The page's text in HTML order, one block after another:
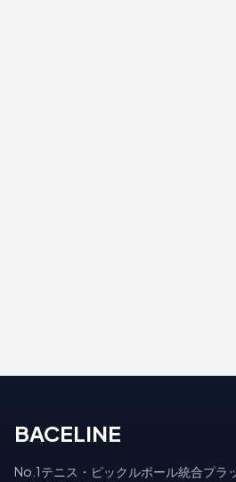
BACELINE
No.1テニス・ピックルボール統合プラ